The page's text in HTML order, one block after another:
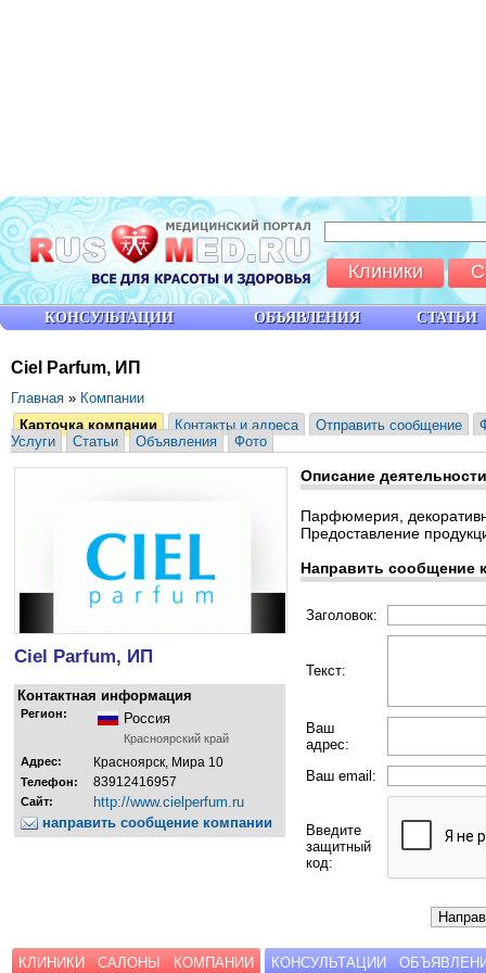
Ciel Parfum, ИП
Главная » Компании
Карточка компании
Контакты и адреса Отправить сообщение
Услуги
Статьи Объявления Фото
Ciel Parfum, ИП
Контактная информация
Регион: Россия
Красноярский край
Адрес:
Красноярск, Мира 10
Телефон: 83912416957
Сайт:
http://www.cielperfum.ru
направить сообщение компании
Описание деятельности
Парфюмерия,
Предоставление
Направить сообщение
Заголовок:
Текст:
Ваш
адрес:
Ваш email:
Введите
защитный
код:
КЛИНИКИ САЛОНЫ КОМПАНИИ КОНСУЛЬТАЦИИ
КОНСУЛЬТАЦИИ ОБЪЯВЛЕНИЯ СТАТЬИ
Клиники